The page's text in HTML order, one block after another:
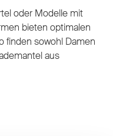
oder Modelle mit
bieten optimalen
finden sowohl Damen
aus